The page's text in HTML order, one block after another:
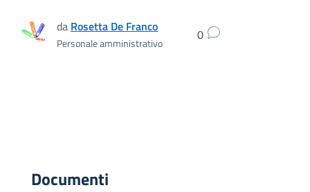
da Rosetta De Franco
Personale amministrativo 0
Documenti